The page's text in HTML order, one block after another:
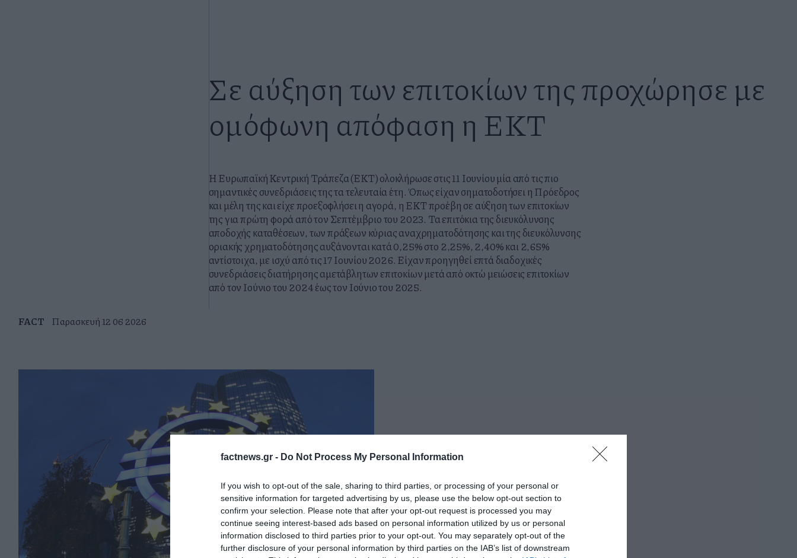
factnews.gr - Do Not Process My Personal Information
If you wish to opt-out of the sale, sharing to third parties, or processing of your personal or
sensitive information for targeted advertising by us, please use the below opt-out section to
confirm your selection. Please note that after your opt-out request is processed you may
continue seeing interest-based ads based on personal information utilized by us or personal
information disclosed to third parties prior to your opt-out. You may separately opt-out of the
further disclosure of your personal information by third parties on the IAB’s list of downstream
Σε αύξηση των επιτοκίων της προχώρησε με
ομόφωνη απόφαση η ΕΚΤ
Η Ευρωπαϊκή Κεντρική Τράπεζα (ΕΚΤ) ολοκλήρωσε στις 11 Ιουνίου μία από τις πιο
σημαντικές συνεδριάσεις της τα τελευταία έτη. Όπως είχαν σηματοδοτήσει η Πρόεδρος
και μέλη της και είχε προεξοφλήσει η αγορά, η ΕΚΤ προέβη σε αύξηση των επιτοκίων
της για πρώτη φορά από τον Σεπτέμβριο του 2023. Τα επιτόκια της διευκόλυνσης
αποδοχής καταθέσεων, των πράξεων κύριας αναχρηματοδότησης και της διευκόλυνσης
οριακής χρηματοδότησης αυξάνονται κατά 0,25% στο 2,25%, 2,40% και 2,65%
αντίστοιχα, με ισχύ από τις 17 Ιουνίου 2026. Είχαν προηγηθεί επτά διαδοχικές
συνεδριάσεις διατήρησης αμετάβλητων επιτοκίων μετά από οκτώ μειώσεις επιτοκίων
από τον Ιούνιο του 2024 έως τον Ιούνιο του 2025.
FACT Παρασκευή 12 06 2026